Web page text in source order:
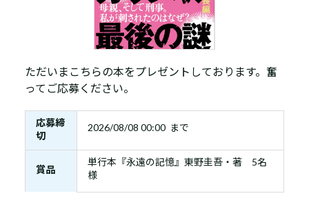
ただいまこちらの本をプレゼントしております。奮
ってご応募ください。
応募締
切
2026/08/08 00:00 まで
賞品
単行本『永遠の記憶』東野圭吾・著 5名
様